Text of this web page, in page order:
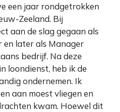
een jaar rondgetrokken
Zeeland. Bij
aan de slag gegaan als
en later als Manager
bedrijf. Na deze
loondienst, heb ik de
ondernemen. Ik
aan moest vliegen en
kwam. Hoewel dit